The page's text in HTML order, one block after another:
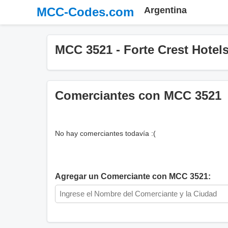
MCC-Codes.com Argentina
MCC 3521 - Forte Crest
Comerciantes con MCC 3521
No hay comerciantes todavía :(
Agregar un Comerciante con MCC 3521: